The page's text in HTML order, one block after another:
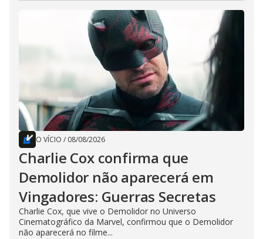
O VÍCIO / 08/08/2026
Charlie Cox confirma que
Demolidor não aparecerá em
Vingadores: Guerras Secretas
Charlie Cox, que vive o Demolidor no Universo
Cinematográfico da Marvel, confirmou que o Demolidor
não aparecerá no filme...